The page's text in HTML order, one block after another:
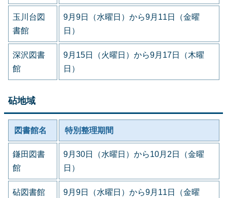
玉川台図
書館
9月9日（水曜日）から9月11日（金曜
日）
深沢図書
館
9月15日（火曜日）から9月17日（木曜
日）
砧地域
図書館名 特別整理期間
鎌田図書
館
9月30日（水曜日）から10月2日（金曜
日）
砧図書館
9月9日（水曜日）から9月11日（金曜